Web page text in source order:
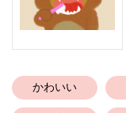
かわいい